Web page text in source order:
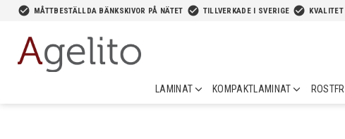
check_circle MÅTTBESTÄLLDA BÄNKSKIVOR PÅ NÄTET check_circle TILLVERKADE I SVERIGE check_circle
LAMINAT KOMPAKTLAMINAT